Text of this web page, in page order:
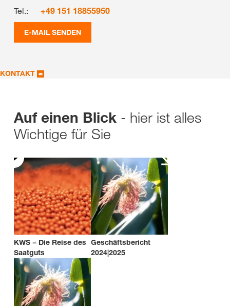
Tel.:
+49 151 18855950
E-MAIL SENDEN
KONTAKT
Auf einen Blick - hier ist alles
Wichtige für Sie
KWS − Die Reise des
Saatguts
Geschäftsbericht
2024|2025